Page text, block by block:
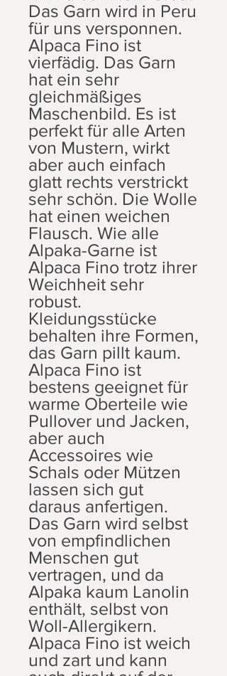
Das Garn wird in Peru
für uns versponnen.
Alpaca Fino ist
vierfädig. Das Garn
hat ein sehr
gleichmäßiges
Maschenbild. Es ist
perfekt für alle Arten
von Mustern, wirkt
aber auch einfach
glatt rechts verstrickt
sehr schön. Die Wolle
hat einen weichen
Flausch. Wie alle
Alpaka-Garne ist
Alpaca Fino trotz ihrer
Weichheit sehr
robust.
Kleidungsstücke
behalten ihre Formen,
das Garn pillt kaum.
Alpaca Fino ist
bestens geeignet für
warme Oberteile wie
Pullover und Jacken,
aber auch
Accessoires wie
Schals oder Mützen
lassen sich gut
daraus anfertigen.
Das Garn wird selbst
von empfindlichen
Menschen gut
vertragen, und da
Alpaka kaum Lanolin
enthält, selbst von
Woll-Allergikern.
Alpaca Fino ist weich
und zart und kann